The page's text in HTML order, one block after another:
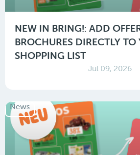
NEW IN BRING!: ADD
BROCHURES DIRECTLY TO
SHOPPING LIST
Jul 09, 2026
News